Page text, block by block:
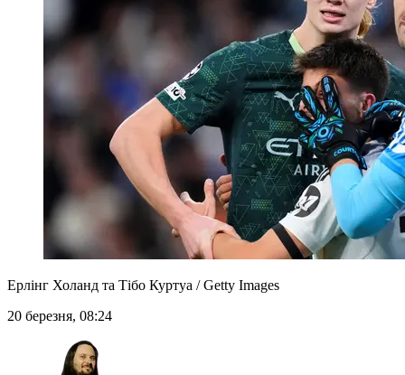
Ерлінг Холанд та Тібо Куртуа / Getty Images
20 березня, 08:24